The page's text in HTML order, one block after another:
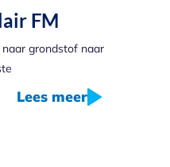
FM
grondstof naar
Lees meer